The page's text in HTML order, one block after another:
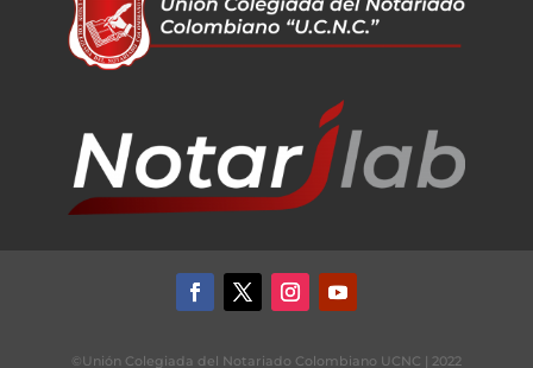
©Unión Colegiada del Notariado Colombiano UCNC | 2022